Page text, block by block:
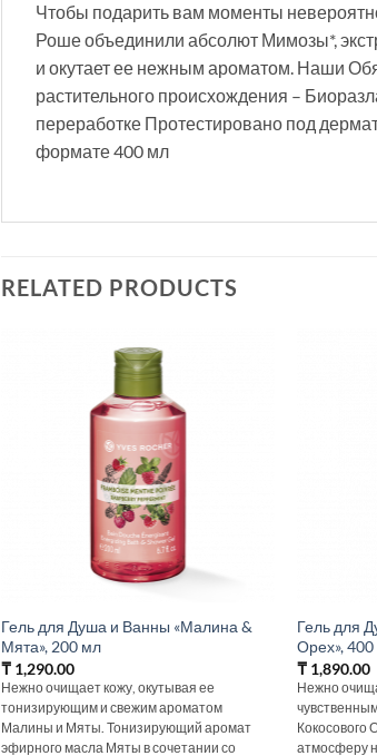
Чтобы подарить вам моменты
Роше объединили абсолют Мимозы*,
и окутает ее нежным ароматом. Наши
растительного происхождения –
переработке Протестировано под
формате 400 мл
RELATED PRODUCTS
Гель для Душа и Ванны «Малина &
Мята», 200 мл
₸1,290.00
Нежно очищает кожу, окутывая ее
тонизирующим и свежим ароматом
Малины и Мяты. Тонизирующий аромат
эфирного масла Мяты в сочетании со
Гель для
Орех»,
₸ 1,890.00
Нежно
Кокосового
атмосферу